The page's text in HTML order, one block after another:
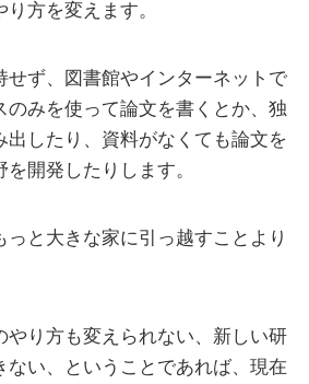
方を変えます。
せず、図書館やインターネットで
のみを使って論文を書くとか、独
出したり、資料がなくても論文を
開発したりします。
っと大きな家に引っ越すことより
やり方も変えられない、新しい研
ない、ということであれば、現在